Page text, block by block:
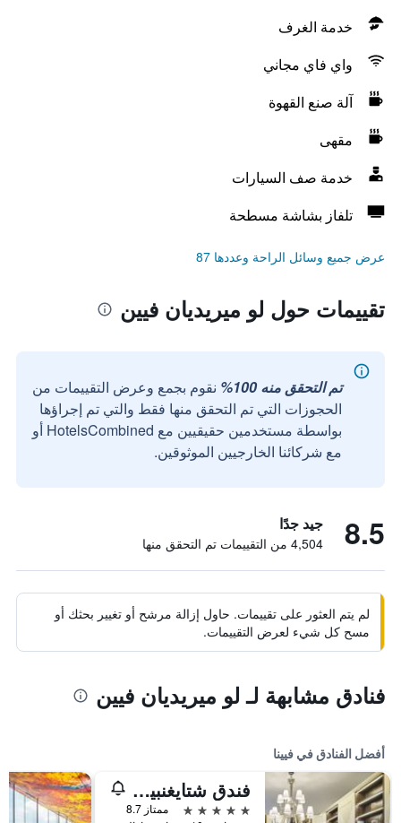
خدمة الغرف
واي فاي مجاني
آلة صنع القهوة
مقهى
خدمة صف السيارات
تلفاز بشاشة مسطحة
عرض جميع وسائل الراحة وعددها 87
تقييمات حول لو ميريديان فيين
تم التحقق منه 100%
نقوم بجمع وعرض التقييمات من
الحجوزات التي تم التحقق منها فقط والتي تم إجراؤها
بواسطة مستخدمين حقيقيين مع HotelsCombined أو
مع شركائنا الخارجيين الموثوقين.
8.5 جيد جدًا
4,504 من التقييمات تم التحقق منها
لم يتم العثور على تقييمات. حاول إزالة مرشح أو تغيير بحثك أو
مسح كل شيء لعرض التقييمات.
فنادق مشابهة لـ لو ميريديان فيين
أفضل الفنادق في فيينا
فندق شتايغنبيرغر هيرنهوف
5 نجوم
ممتاز 8.7